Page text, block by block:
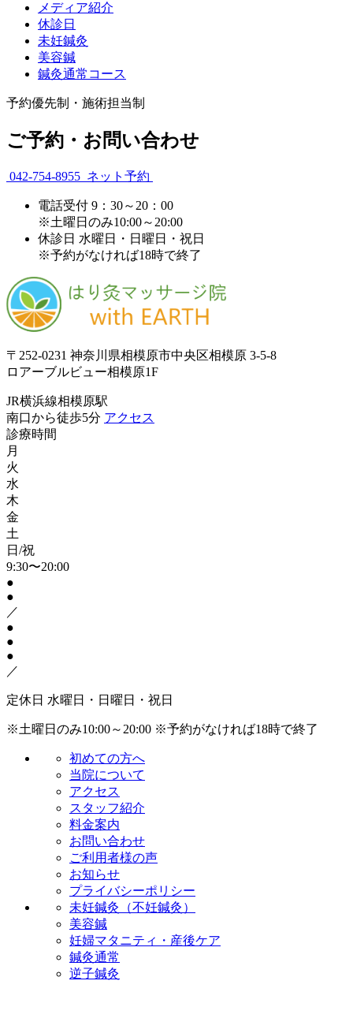
メディア紹介
休診日
未妊鍼灸
美容鍼
鍼灸通常コース
予約優先制・施術担当制
ご予約・お問い合わせ
042-754-8955 ネット予約
電話受付 9：30～20：00
※土曜日のみ10:00～20:00
休診日 水曜日・日曜日・祝日
※予約がなければ18時で終了
〒252-0231 神奈川県相模原市中央区相模原 3-5-8
ロアーブルビュー相模原1F
JR横浜線相模原駅
南口から徒歩5分 アクセス
診療時間
月
火
水
木
金
土
日/祝
9:30〜20:00
●
●
／
●
●
●
／
定休日 水曜日・日曜日・祝日
※土曜日のみ10:00～20:00 ※予約がなければ18時で終了
初めての方へ
当院について
アクセス
スタッフ紹介
料金案内
お問い合わせ
ご利用者様の声
お知らせ
プライバシーポリシー
未妊鍼灸（不妊鍼灸）
美容鍼
妊婦マタニティ・産後ケア
鍼灸通常
逆子鍼灸